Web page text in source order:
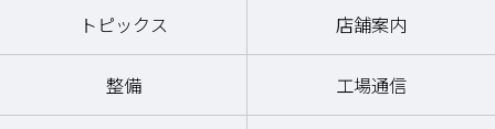
トピックス 店舗案内
整備 工場通信